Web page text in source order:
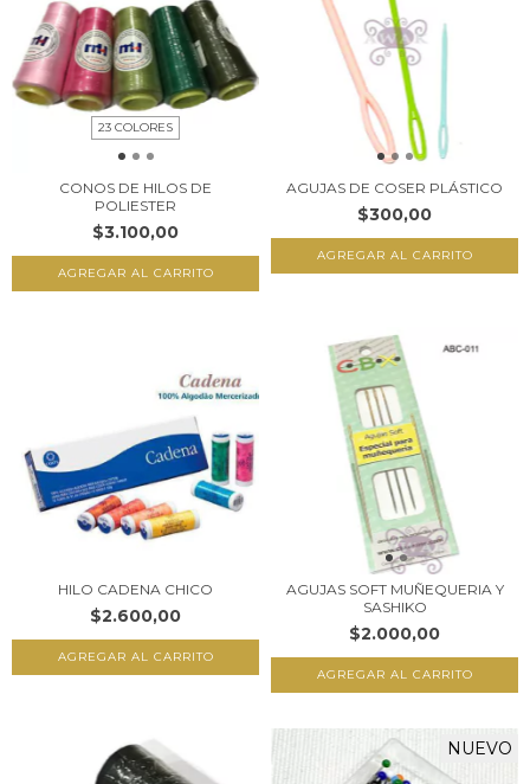
23 COLORES
CONOS DE HILOS DE
POLIESTER
$3.100,00
AGREGAR AL CARRITO
AGUJAS DE COSER PLÁSTICO
$300,00
AGREGAR AL CARRITO
HILO CADENA CHICO
$2.600,00
AGUJAS SOFT MUÑEQUERIA Y
SASHIKO
$2.000,00
NUEVO